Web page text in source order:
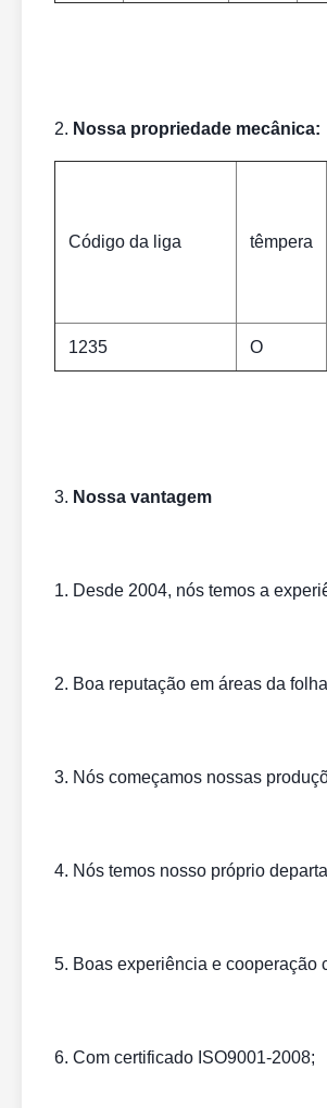
2. Nossa propriedade mecânica:
Código da liga têmpera
1235 O
3. Nossa vantagem
1. Desde 2004, nós temos a
2. Boa reputação em áreas da
3. Nós começamos nossas
4. Nós temos nosso próprio
5. Boas experiência e cooperação
6. Com certificado ISO9001-2008;